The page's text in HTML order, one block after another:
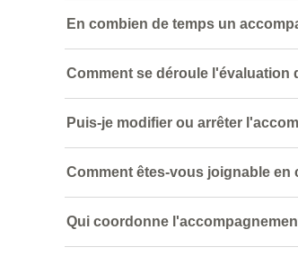
En combien de temps un
Comment se déroule l'évaluation
Puis-je modifier ou arrêter
Comment êtes-vous joignable
Qui coordonne